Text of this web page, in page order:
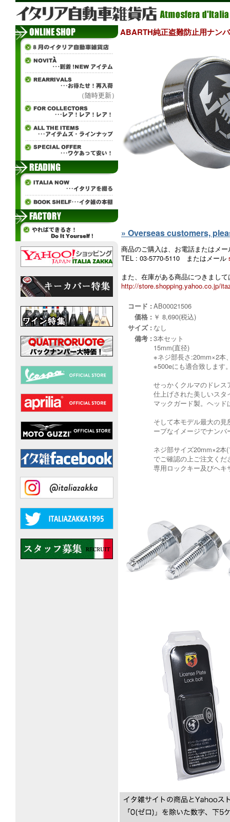
（随時更新）
ABARTH純正盗難防止用ナン
» Overseas customers,
商品のご購入は、お電話またはメ
TEL : 03-5770-5110 またはメール
また、在庫がある商品につきまし
http://store.shopping.yahoo.co.jp/
コード : AB00021506
価格 : ￥ 8,690(税込)
サイズ : なし
備考 : 3本セット
15mm(直径)
※ネジ部長さ:20mm×2本
※500eにも適合致します
せっかくクルマのドレ
仕上げされた美しいス
マックガード製。ヘッ
そして本モデル最大の
ープなイメージでナン
ネジ部サイズ20mm×2
でご確認の上ご注文くだ
専用ロックキー及びヘ